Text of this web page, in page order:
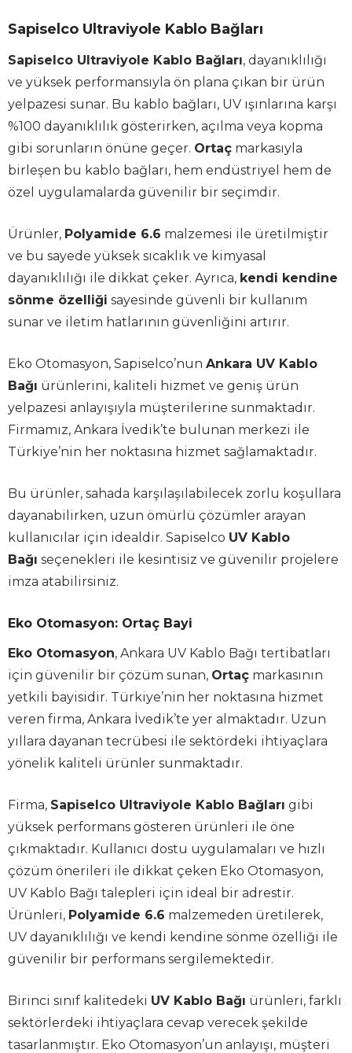
Sapiselco Ultraviyole Kablo Bağları
Sapiselco Ultraviyole Kablo Bağları, dayanıklılığı
ve yüksek performansıyla ön plana çıkan bir ürün
yelpazesi sunar. Bu kablo bağları, UV ışınlarına karşı
%100 dayanıklılık gösterirken, açılma veya kopma
gibi sorunların önüne geçer. Ortaç markasıyla
birleşen bu kablo bağları, hem endüstriyel hem de
özel uygulamalarda güvenilir bir seçimdir.
Ürünler, Polyamide 6.6 malzemesi ile üretilmiştir
ve bu sayede yüksek sıcaklık ve kimyasal
dayanıklılığı ile dikkat çeker. Ayrıca, kendi kendine
sönme özelliği sayesinde güvenli bir kullanım
sunar ve iletim hatlarının güvenliğini artırır.
Eko Otomasyon, Sapiselco’nun Ankara UV Kablo
Bağı ürünlerini, kaliteli hizmet ve geniş ürün
yelpazesi anlayışıyla müşterilerine sunmaktadır.
Firmamız, Ankara İvedik’te bulunan merkezi ile
Türkiye’nin her noktasına hizmet sağlamaktadır.
Bu ürünler, sahada karşılaşılabilecek zorlu koşullara
dayanabilirken, uzun ömürlü çözümler arayan
kullanıcılar için idealdir. Sapiselco UV Kablo
Bağı seçenekleri ile kesintisiz ve güvenilir projelere
imza atabilirsiniz.
Eko Otomasyon: Ortaç Bayi
Eko Otomasyon, Ankara UV Kablo Bağı tertibatları
için güvenilir bir çözüm sunan, Ortaç markasının
yetkili bayisidir. Türkiye’nin her noktasına hizmet
veren firma, Ankara İvedik’te yer almaktadır. Uzun
yıllara dayanan tecrübesi ile sektördeki ihtiyaçlara
yönelik kaliteli ürünler sunmaktadır.
Firma, Sapiselco Ultraviyole Kablo Bağları gibi
yüksek performans gösteren ürünleri ile öne
çıkmaktadır. Kullanıcı dostu uygulamaları ve hızlı
çözüm önerileri ile dikkat çeken Eko Otomasyon,
UV Kablo Bağı talepleri için ideal bir adrestir.
Ürünleri, Polyamide 6.6 malzemeden üretilerek,
UV dayanıklılığı ve kendi kendine sönme özelliği ile
güvenilir bir performans sergilemektedir.
Birinci sınıf kalitedeki UV Kablo Bağı ürünleri, farklı
sektörlerdeki ihtiyaçlara cevap verecek şekilde
tasarlanmıştır. Eko Otomasyon’un anlayışı, müşteri